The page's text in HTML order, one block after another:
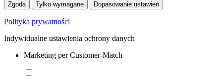
Zgoda Tylko wymagane Dopasowanie ustawień
Polityka prywatności
Indywidualne ustawienia ochrony danych
Marketing per Customer-Match